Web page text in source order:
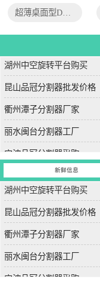
湖州中空旋转平台购买
昆山品冠分割器批发价格
衢州潭子分割器厂家
丽水闽台分割器工厂
宁波品冠分割器采购
新鲜信息
湖州中空旋转平台购买
昆山品冠分割器批发价格
衢州潭子分割器厂家
丽水闽台分割器工厂
宁波品冠分割器采购